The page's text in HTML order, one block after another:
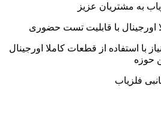
به مشتریان عزیز
اورجینال با قابلیت تست حضوری
با استفاده از قطعات کاملا اورجینال
حوزه
فلزیاب